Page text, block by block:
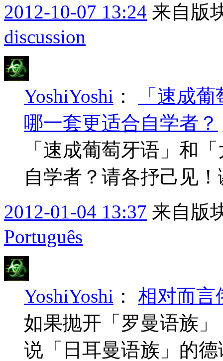
2012-10-07 13:24 来自版
discussion
YoshiYoshi ：
「速成
哪一套更适合自学者？
「速成葡萄牙语」和
自学者？请各抒己见
2012-01-04 13:37 来自版
Português
YoshiYoshi ： 相对而言
如果抛开「罗曼语族
说「日耳曼语族」的